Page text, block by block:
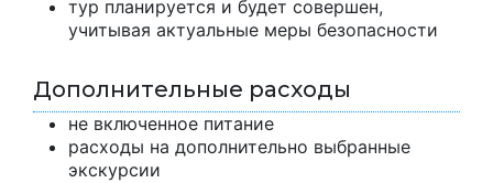
тур планируется и будет совершен,
учитывая актуальные меры безопасности
Дополнительные расходы
не включенное питание
расходы на дополнительно выбранные
экскурсии